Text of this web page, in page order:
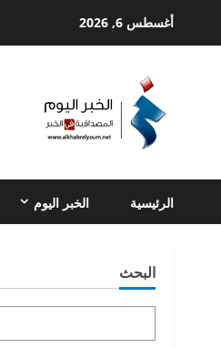
أغسطس 6, 2026
الرئيسية الخبر اليوم
البحث